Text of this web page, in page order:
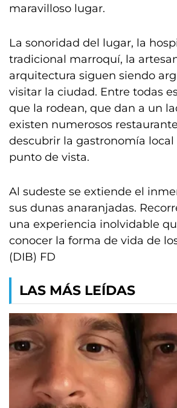
maravilloso lugar.
La sonoridad del lugar, la
tradicional marroquí, la
arquitectura siguen siendo
visitar la ciudad. Entre todas
que la rodean, que dan a un
existen numerosos
descubrir la gastronomía local
punto de vista.
Al sudeste se extiende el
sus dunas anaranjadas.
una experiencia inolvidable
conocer la forma de vida de
(DIB) FD
LAS MÁS LEÍDAS